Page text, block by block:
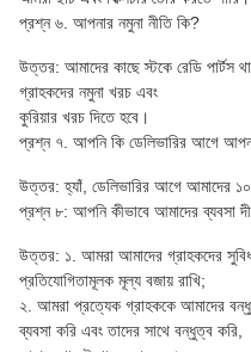
প্রশ্ন ৬. আপনার নমুনা নীতি কি?
উত্তর: আমাদের কাছে স্টকে রেডি পার্টস
গ্রাহকদের নমুনা খরচ এবং
কুরিয়ার খরচ দিতে হবে।
প্রশ্ন ৭. আপনি কি ডেলিভারির আগে
উত্তর: হ্যাঁ, ডেলিভারির আগে আমাদের
প্রশ্ন ৮: আপনি কীভাবে আমাদের ব্যবসা
উত্তর: ১. আমরা আমাদের গ্রাহকদের
প্রতিযোগিতামূলক মূল্য বজায় রাখি;
২. আমরা প্রত্যেক গ্রাহককে আমাদের বন্ধু
ব্যবসা করি এবং তাদের সাথে বন্ধুত্ব করি,